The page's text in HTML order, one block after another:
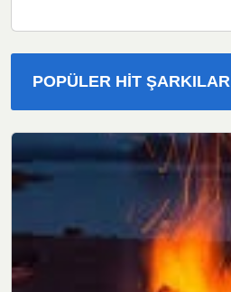
POPÜLER HIT ŞARKILAR